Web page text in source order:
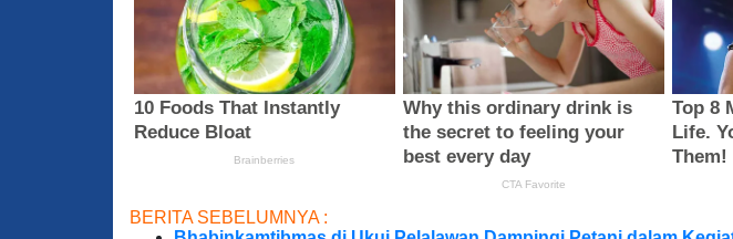
BERITA SEBELUMNYA :